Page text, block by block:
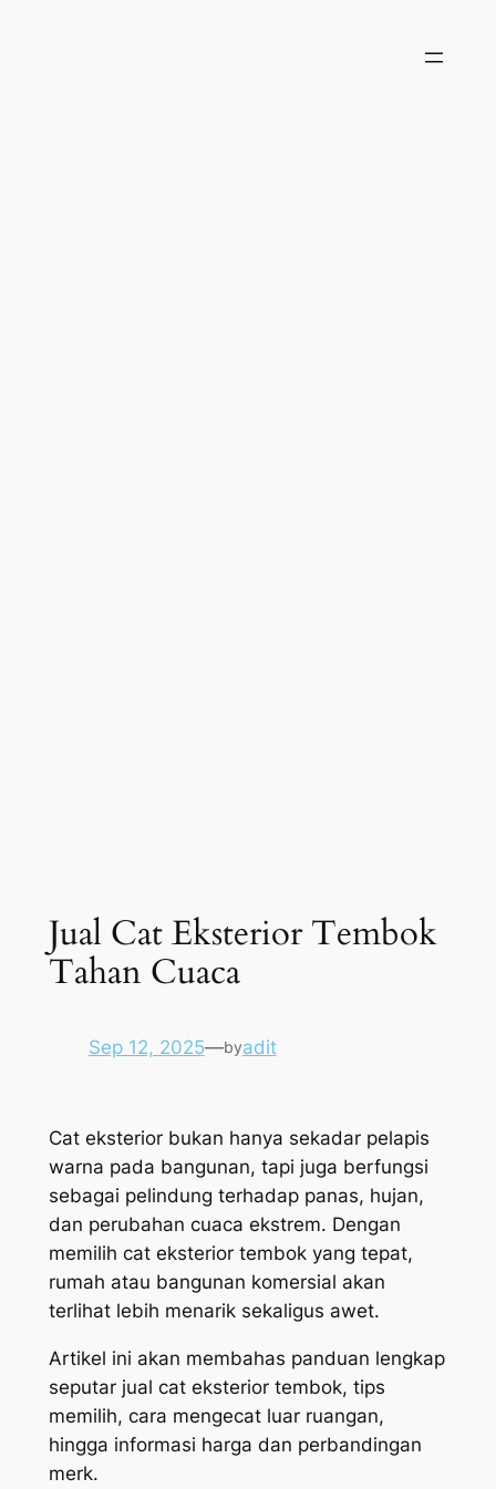
Jual Cat Eksterior Tembok
Tahan Cuaca
Sep 12, 2025—byadit
Cat eksterior bukan hanya sekadar pelapis
warna pada bangunan, tapi juga berfungsi
sebagai pelindung terhadap panas, hujan,
dan perubahan cuaca ekstrem. Dengan
memilih cat eksterior tembok yang tepat,
rumah atau bangunan komersial akan
terlihat lebih menarik sekaligus awet.
Artikel ini akan membahas panduan lengkap
seputar jual cat eksterior tembok, tips
memilih, cara mengecat luar ruangan,
hingga informasi harga dan perbandingan
merk.